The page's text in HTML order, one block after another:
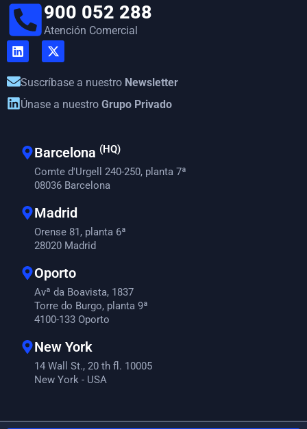
900 052 288
Atención Comercial
Suscríbase a nuestro Newsletter
Únase a nuestro Grupo Privado
Barcelona (HQ)
Comte d'Urgell 240-250, planta 7ª
08036 Barcelona
Madrid
Orense 81, planta 6ª
28020 Madrid
Oporto
Avª da Boavista, 1837
Torre do Burgo, planta 9ª
4100-133 Oporto
New York
14 Wall St., 20 th fl. 10005
New York - USA